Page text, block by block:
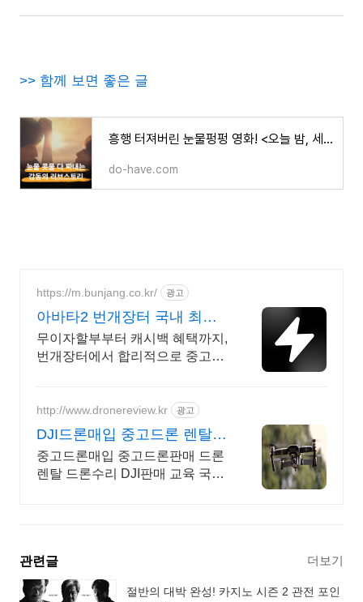
>> 함께 보면 좋은 글
흥행 터져버린 눈물펑펑 영화! <오늘 밤, 세계에서 이 사랑이 사라진다 해도> 작품정보, 줄거리,
do-have.com
https://m.bunjang.co.kr/ 광고
아바타2 번개장터 국내 최대
브랜드 중고거래
무이자할부부터 캐시백 혜택까지,
번개장터에서 합리적으로 중고거
이상의 신규 상품 업로드
http://www.dronereview.kr 광고
DJI드론매입 중고드론 렌탈
문의환영!
중고드론매입 중고드론판매 드론
렌탈 드론수리 DJI판매 교육 국가
관련글 더보기
절반의 대박 완성! 카지노 시즌 2 관전 포인